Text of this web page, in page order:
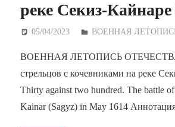
реке Секиз-
05/04/2023 Дежурный по
ВОЕННАЯ
ВОЕННАЯ ЛЕТОПИСЬ ОТЕЧЕСТВА
стрельцов с кочевниками на реке
Thirty against two hundred. The battle
Kainar (Sagyz) in May 1614